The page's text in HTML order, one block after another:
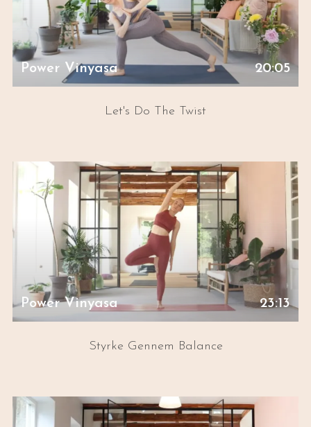
Power Vinyasa 20:05
Let's Do The Twist
Power Vinyasa 23:13
Styrke Gennem Balance